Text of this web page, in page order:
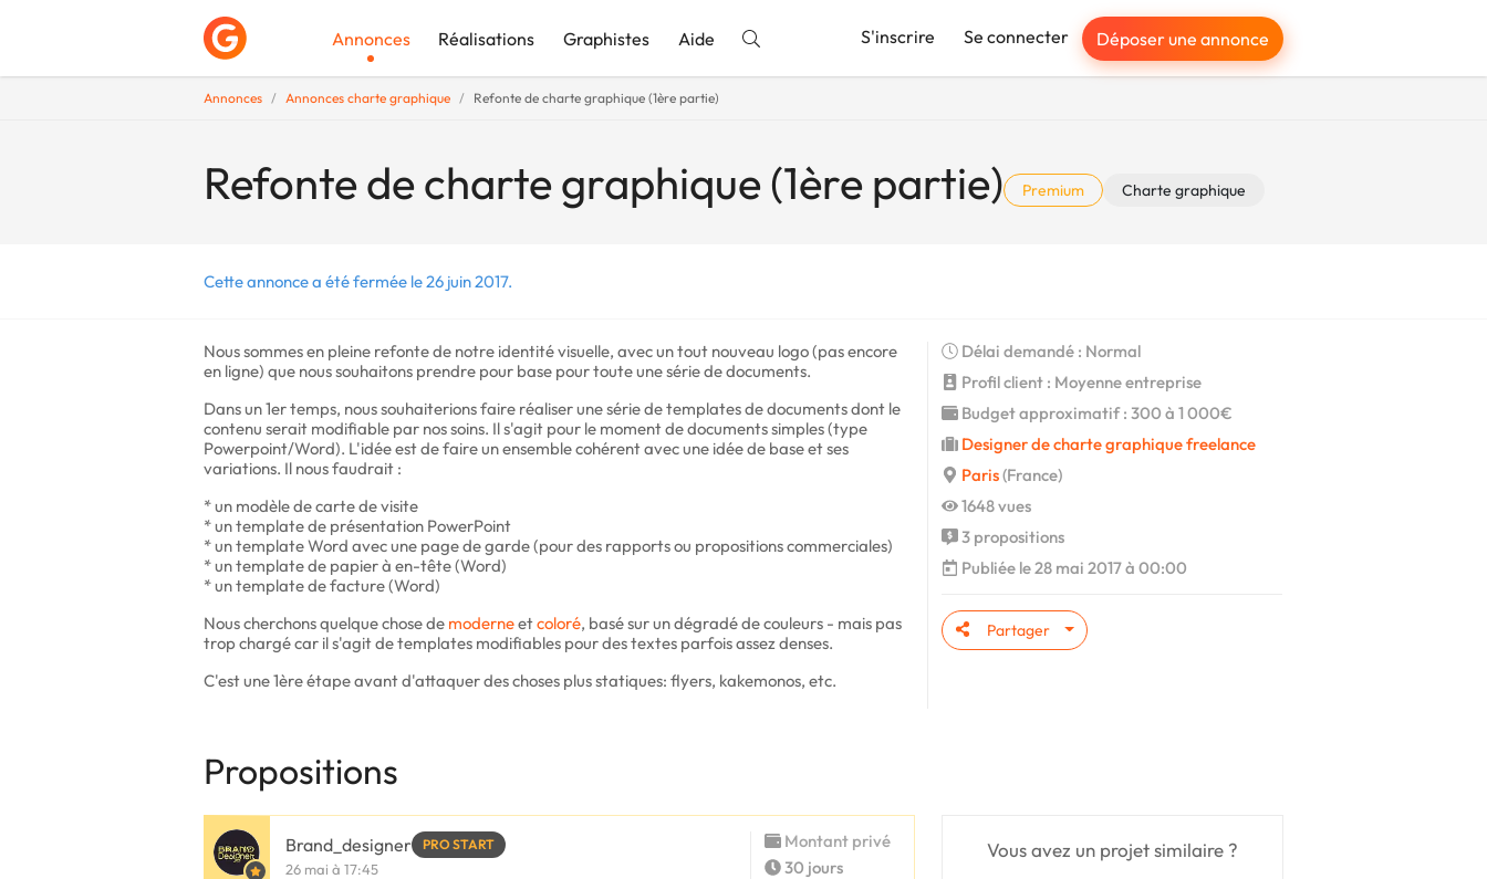
Annonces Réalisations Graphistes Aide S'inscrire Se connecter Déposer une annonce
Annonces Annonces charte graphique Refonte de charte graphique (1ère partie)
Refonte de charte graphique (1ère partie) Premium Charte graphique
Cette annonce a été fermée le 26 juin 2017.
Nous sommes en pleine refonte de notre identité visuelle, avec un tout nouveau logo (pas encore
en ligne) que nous souhaitons prendre pour base pour toute une série de documents.
Dans un 1er temps, nous souhaiterions faire réaliser une série de templates de documents dont le
contenu serait modifiable par nos soins. Il s'agit pour le moment de documents simples (type
Powerpoint/Word). L'idée est de faire un ensemble cohérent avec une idée de base et ses
variations. Il nous faudrait :
* un modèle de carte de visite
* un template de présentation PowerPoint
* un template Word avec une page de garde (pour des rapports ou propositions commerciales)
* un template de papier à en-tête (Word)
* un template de facture (Word)
Nous cherchons quelque chose de moderneetcoloré, basé sur un dégradé de couleurs - mais pas
trop chargé car il s'agit de templates modifiables pour des textes parfois assez denses.
C'est une 1ère étape avant d'attaquer des choses plus statiques: flyers, kakemonos, etc.
Délai demandé : Normal
Profil client : Moyenne entreprise
Budget approximatif : 300 à 1 000€
Designer de charte graphique freelance
Paris(France)
1648 vues
3 propositions
Publiée le 28 mai 2017 à 00:00
Partager
Propositions
Vous avez un projet similaire ?
Brand_designer PRO START
26 mai à 17:45
Montant privé
30 jours